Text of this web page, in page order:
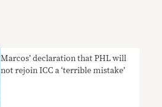
Marcos’ declaration that PHL will
not rejoin ICC a ‘terrible mistake’